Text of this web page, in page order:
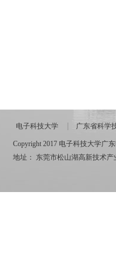
电子科技大学 广东省科学
Copyright 2017 电子科技大学广
地址： 东莞市松山湖高新技术